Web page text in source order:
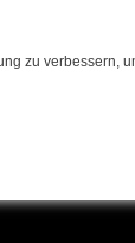
zu